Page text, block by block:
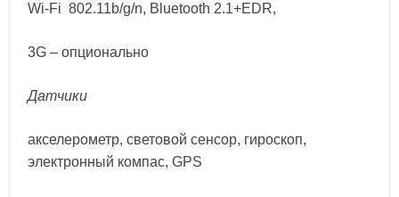
Wi-Fi 802.11b/g/n, Bluetooth 2.1+EDR,
3G – опционально
Датчики
акселерометр, световой сенсор, гироскоп,
электронный компас, GPS